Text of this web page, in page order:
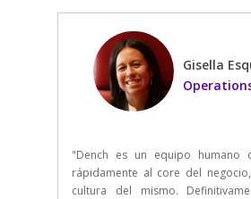
Gisella
"Dench es un equipo humano
rápidamente al core del
cultura del mismo.